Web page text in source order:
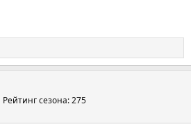
Рейтинг сезона: 275